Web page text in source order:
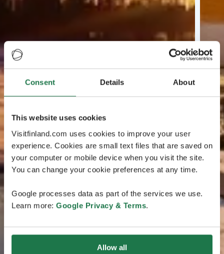
Consent Details About
This website uses cookies
Visitfinland.com uses cookies to improve your user
experience. Cookies are small text files that are saved on
your computer or mobile device when you visit the site.
You can change your cookie preferences at any time.
Google processes data as part of the services we use.
Learn more: Google Privacy & Terms.
Allow all